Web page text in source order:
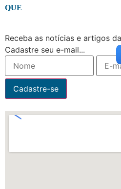
QUE
Receba as notícias e artigos
Cadastre seu e-mail...